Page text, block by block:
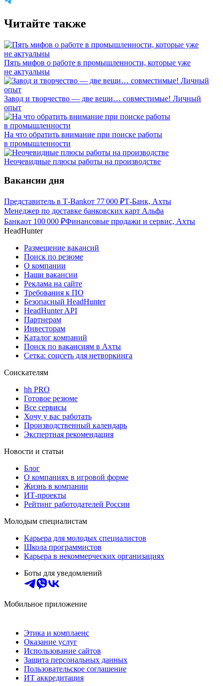
Читайте также
Пять мифов о работе в промышленности, которые уже
не актуальны
Завод и творчество — две вещи… совместимые! Личный
опыт
На что обратить внимание при поиске работы
в промышленности
Неочевидные плюсы работы на производстве
Вакансии дня
Представитель в Т-Bankот 77 000 ₽Т-Банк, Ахты
Менеджер по доставке банковских карт Альфа
Банкаот 100 000 ₽Финансовые продажи и сервис, Ахты
HeadHunter
Размещение вакансий
Поиск по резюме
О компании
Наши вакансии
Реклама на сайте
Требования к ПО
Безопасный HeadHunter
HeadHunter API
Партнерам
Инвесторам
Каталог компаний
Поиск по вакансиям в Ахты
Сетка: соцсеть для нетворкинга
Соискателям
hh PRO
Готовое резюме
Все сервисы
Хочу у вас работать
Производственный календарь
Экспертная рекомендация
Новости и статьи
Блог
О компаниях в игровой форме
Жизнь в компании
ИТ-проекты
Рейтинг работодателей России
Молодым специалистам
Карьера для молодых специалистов
Школа программистов
Карьера в некоммерческих организациях
Боты для уведомлений
Мобильное приложение
Этика и комплаенс
Оказание услуг
Использование сайтов
Защита персональных данных
Пользовательское соглашение
ИТ аккредитация